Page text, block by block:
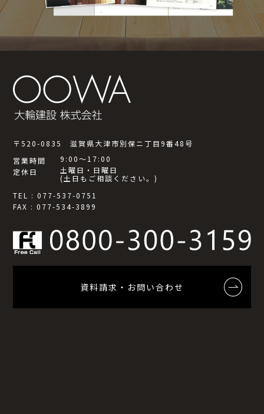
〒520-0835 滋賀県大津市別保ニ丁目9番48号
営業時間
9:00～17:00
定休日
土曜日・日曜日
(土日もご相談ください。)
TEL : 077-537-0751
FAX : 077-534-3899
資料請求・お問い合わせ